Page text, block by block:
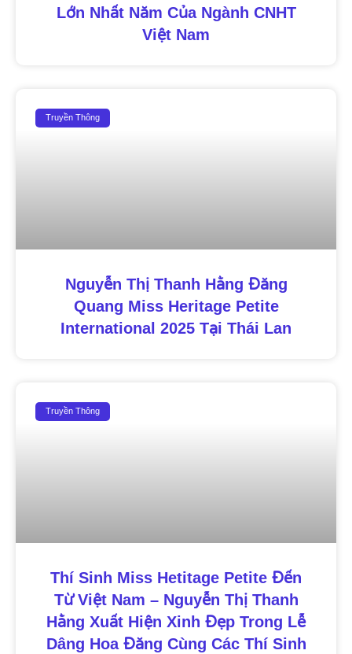
Lớn Nhất Năm Của Ngành CNHT
Việt Nam
Truyền Thông
Nguyễn Thị Thanh Hằng Đăng
Quang Miss Heritage Petite
International 2025 Tại Thái Lan
Truyền Thông
Thí Sinh Miss Hetitage Petite Đến
Từ Việt Nam – Nguyễn Thị Thanh
Hằng Xuất Hiện Xinh Đẹp Trong Lễ
Dâng Hoa Đăng Cùng Các Thí Sinh